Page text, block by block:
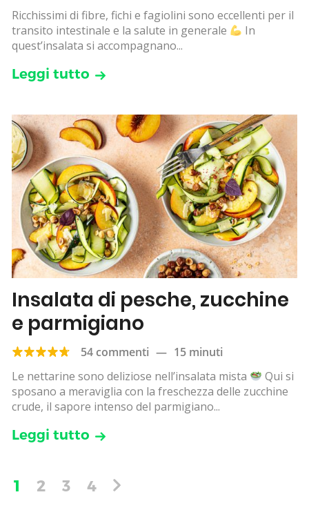
Ricchissimi di fibre, fichi e fagiolini sono eccellenti per il
transito intestinale e la salute in generale
In
quest’insalata si accompagnano...
Leggi tutto
Insalata di pesche, zucchine
e parmigiano
54 commenti — 15 minuti
Le nettarine sono deliziose nell’insalata mista
Qui si
sposano a meraviglia con la freschezza delle zucchine
crude, il sapore intenso del parmigiano...
Leggi tutto
1 2 3 4